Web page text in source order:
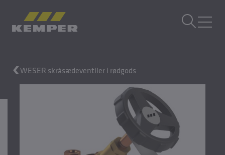
DA| DK Sprogskifter
WESER skråsædeventiler i rødgods